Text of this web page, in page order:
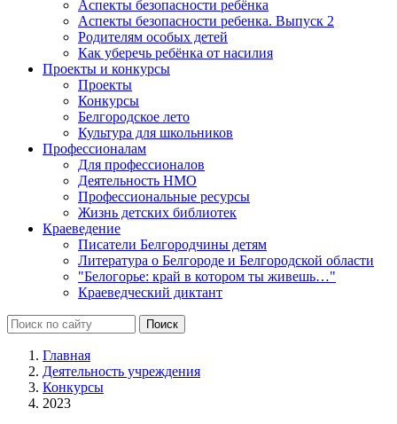
Аспекты безопасности ребёнка
Аспекты безопасности ребенка. Выпуск 2
Родителям особых детей
Как уберечь ребёнка от насилия
Проекты и конкурсы
Проекты
Конкурсы
Белгородское лето
Культура для школьников
Профессионалам
Для профессионалов
Деятельность НМО
Профессиональные ресурсы
Жизнь детских библиотек
Краеведение
Писатели Белгородчины детям
Литература о Белгороде и Белгородской области
"Белогорье: край в котором ты живешь…"
Краеведческий диктант
Главная
Деятельность учреждения
Конкурсы
2023